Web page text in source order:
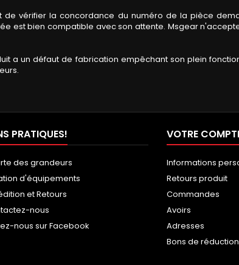
vérifier la concordance du numéro de la pièce
est bien compatible avec son attente. Msgear
a un défaut de fabrication empêchant son plein
PRATIQUES!
des grandeurs
d'équipements
et Retours
nous
nous sur Facebook
VOTRE
Informations
Retours produit
Commandes
Avoirs
Adresses
Bons de réduction